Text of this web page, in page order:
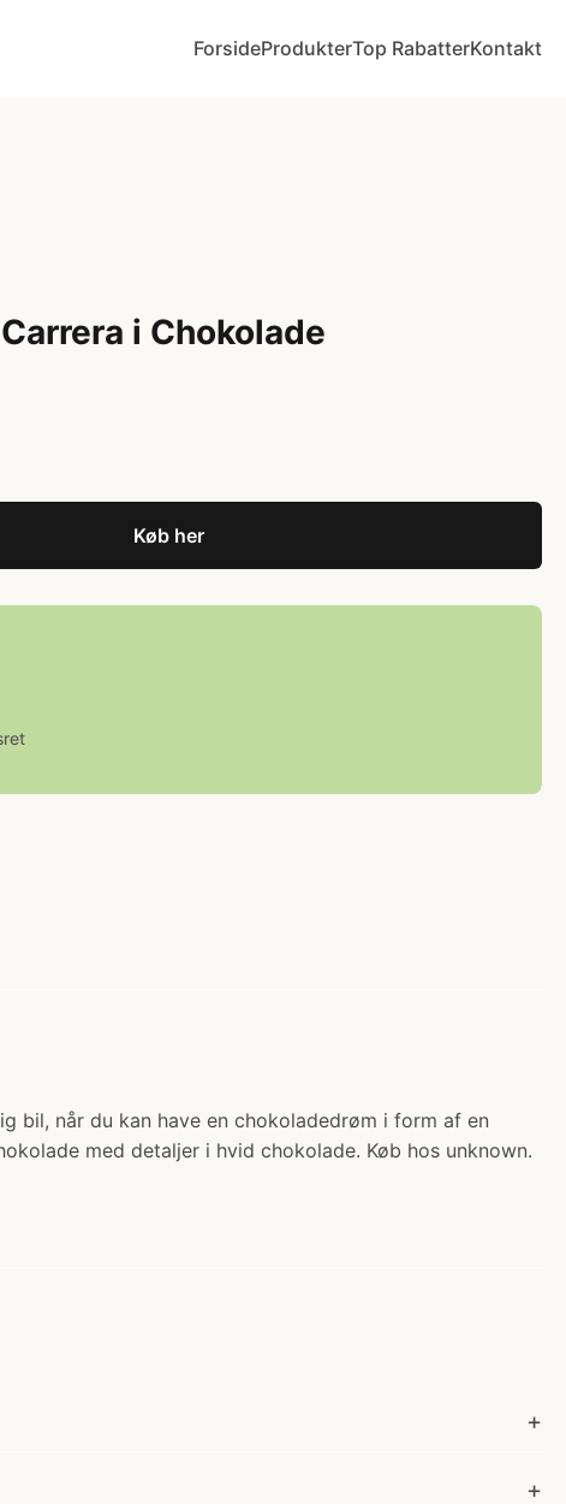
ForsideProdukterTop RabatterKontakt
i Chokolade
Køb her
bil, når du kan have en chokoladedrøm i form af en
med detaljer i hvid chokolade. Køb hos unknown.